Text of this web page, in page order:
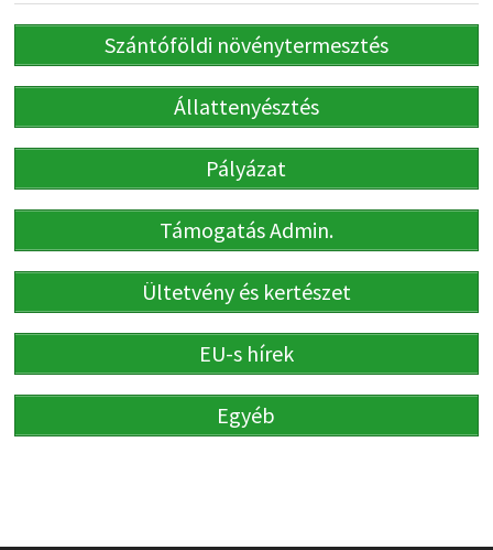
Szántóföldi növénytermesztés
Állattenyésztés
Pályázat
Támogatás Admin.
Ültetvény és kertészet
EU-s hírek
Egyéb